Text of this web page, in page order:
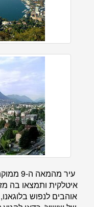
עיר
איטלקית ותמצאו בה
אוהבים לנפוש